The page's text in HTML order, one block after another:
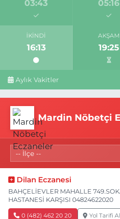
03:43 05:16
İKINDI
16:13
AKŞAM
19:25
Aylık Vakitler
Mardin Nöbetçi
Dilan Eczanesi
BAHÇELİEVLER MAHALLE
HASTANESİ KARŞISI 04824622020
0 (482) 462 20 20 Yol Tarifi Al